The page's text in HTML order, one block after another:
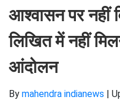
आश्वासन पर नहीं
लिखित में नहीं
आंदोलन
By mahendra indianews |